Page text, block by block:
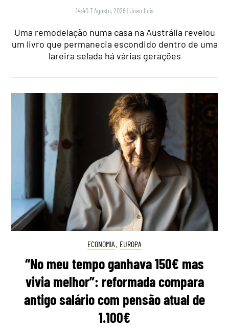
14:40 7 Agosto, 2026 |João Luís
Uma remodelação numa casa na Austrália revelou
um livro que permanecia escondido dentro de uma
lareira selada há várias gerações
ECONOMIA , EUROPA
“No meu tempo ganhava 150€ mas
vivia melhor”: reformada compara
antigo salário com pensão atual de
1.100€